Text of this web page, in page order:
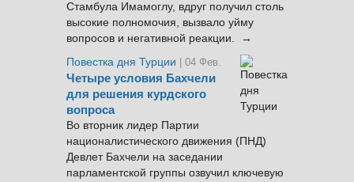
Стамбула Имамоглу, вдруг получил столь
высокие полномочия, вызвало уйму
вопросов и негативной реакции. →
Повестка дня Турции
| 04 Фев.
Четыре условия Бахчели
для решения курдского
вопроса
Во вторник лидер Партии
националистического движения (ПНД)
Девлет Бахчели на заседании
парламентской группы озвучил ключевую